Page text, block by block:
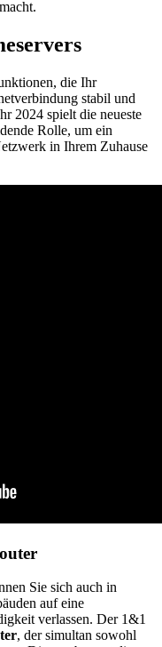
die Ihr
stabil und
2024 spielt die neueste
Rolle, um ein
in Ihrem Zuhause
Sie sich auch in
auf eine
verlassen. Der 1&1
, der simultan sowohl